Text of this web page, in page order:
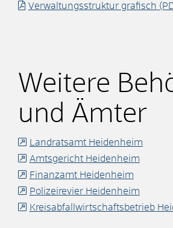
Verwaltungsstruktur grafisch
Weitere
und Ämter
Landratsamt Heidenheim
Amtsgericht Heidenheim
Finanzamt Heidenheim
Polizeirevier Heidenheim
Kreisabfallwirtschaftsbetrieb